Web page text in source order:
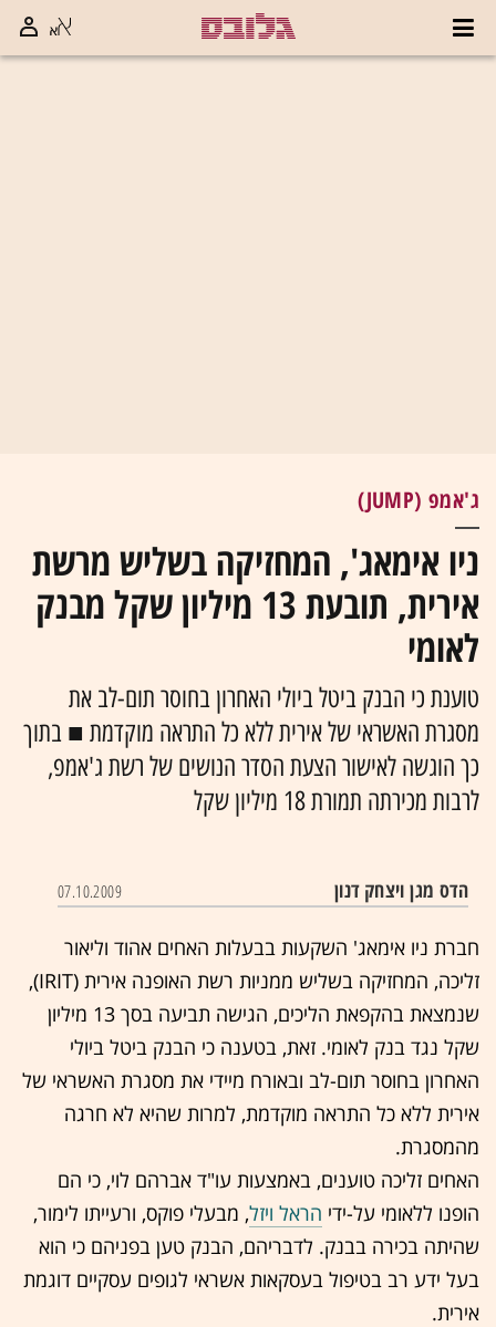
ג'אמפ (JUMP)
ניו אימאג', המחזיקה בשליש מרשת
אירית, תובעת 13 מיליון שקל מבנק
לאומי
טוענת כי הבנק ביטל ביולי האחרון בחוסר תום-לב את
מסגרת האשראי של אירית ללא כל התראה מוקדמת ■ בתוך
כך הוגשה לאישור הצעת הסדר הנושים של רשת ג'אמפ,
לרבות מכירתה תמורת 18 מיליון שקל
הדס מגן ויצחק דנון 07.10.2009
חברת ניו אימאג' השקעות בבעלות האחים אהוד וליאור
זליכה, המחזיקה בשליש ממניות רשת האופנה אירית (IRIT
),
שנמצאת בהקפאת הליכים
, הגישה תביעה בסך 13 מיליון
שקל נגד בנק לאומי. זאת, בטענה כי הבנק ביטל ביולי
האחרון בחוסר תום-לב ובאורח מיידי את מסגרת האשראי של
אירית ללא כל התראה מוקדמת, למרות שהיא לא חרגה
מהמסגרת.
האחים זליכה טוענים, באמצעות עו"ד אברהם לוי, כי הם
הופנו ללאומי על-ידי הראל ויזל, מבעלי פוקס, ורעייתו לימור,
שהיתה בכירה בבנק. לדבריהם, הבנק טען בפניהם כי הוא
בעל ידע רב בטיפול בעסקאות אשראי לגופים עסקיים דוגמת
אירית.